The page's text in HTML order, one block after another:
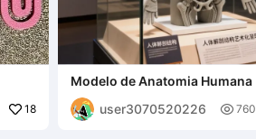
18
Modelo de Anatomia Humana
user3070520226
 760